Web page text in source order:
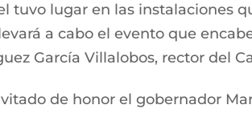
tuvo lugar en las instalaciones
a cabo el evento que
García Villalobos, rector del
de honor el gobernador